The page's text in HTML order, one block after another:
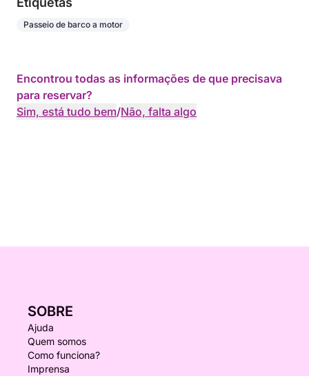
Passeio de barco a motor
Encontrou todas as informações de que precisava
para reservar?
Sim, está tudo bem/Não, falta algo
SOBRE
Ajuda
Quem somos
Como funciona?
Imprensa